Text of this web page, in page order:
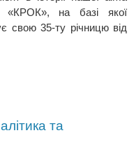
«КРОК», на базі якої
свою 35-ту річницю від
та